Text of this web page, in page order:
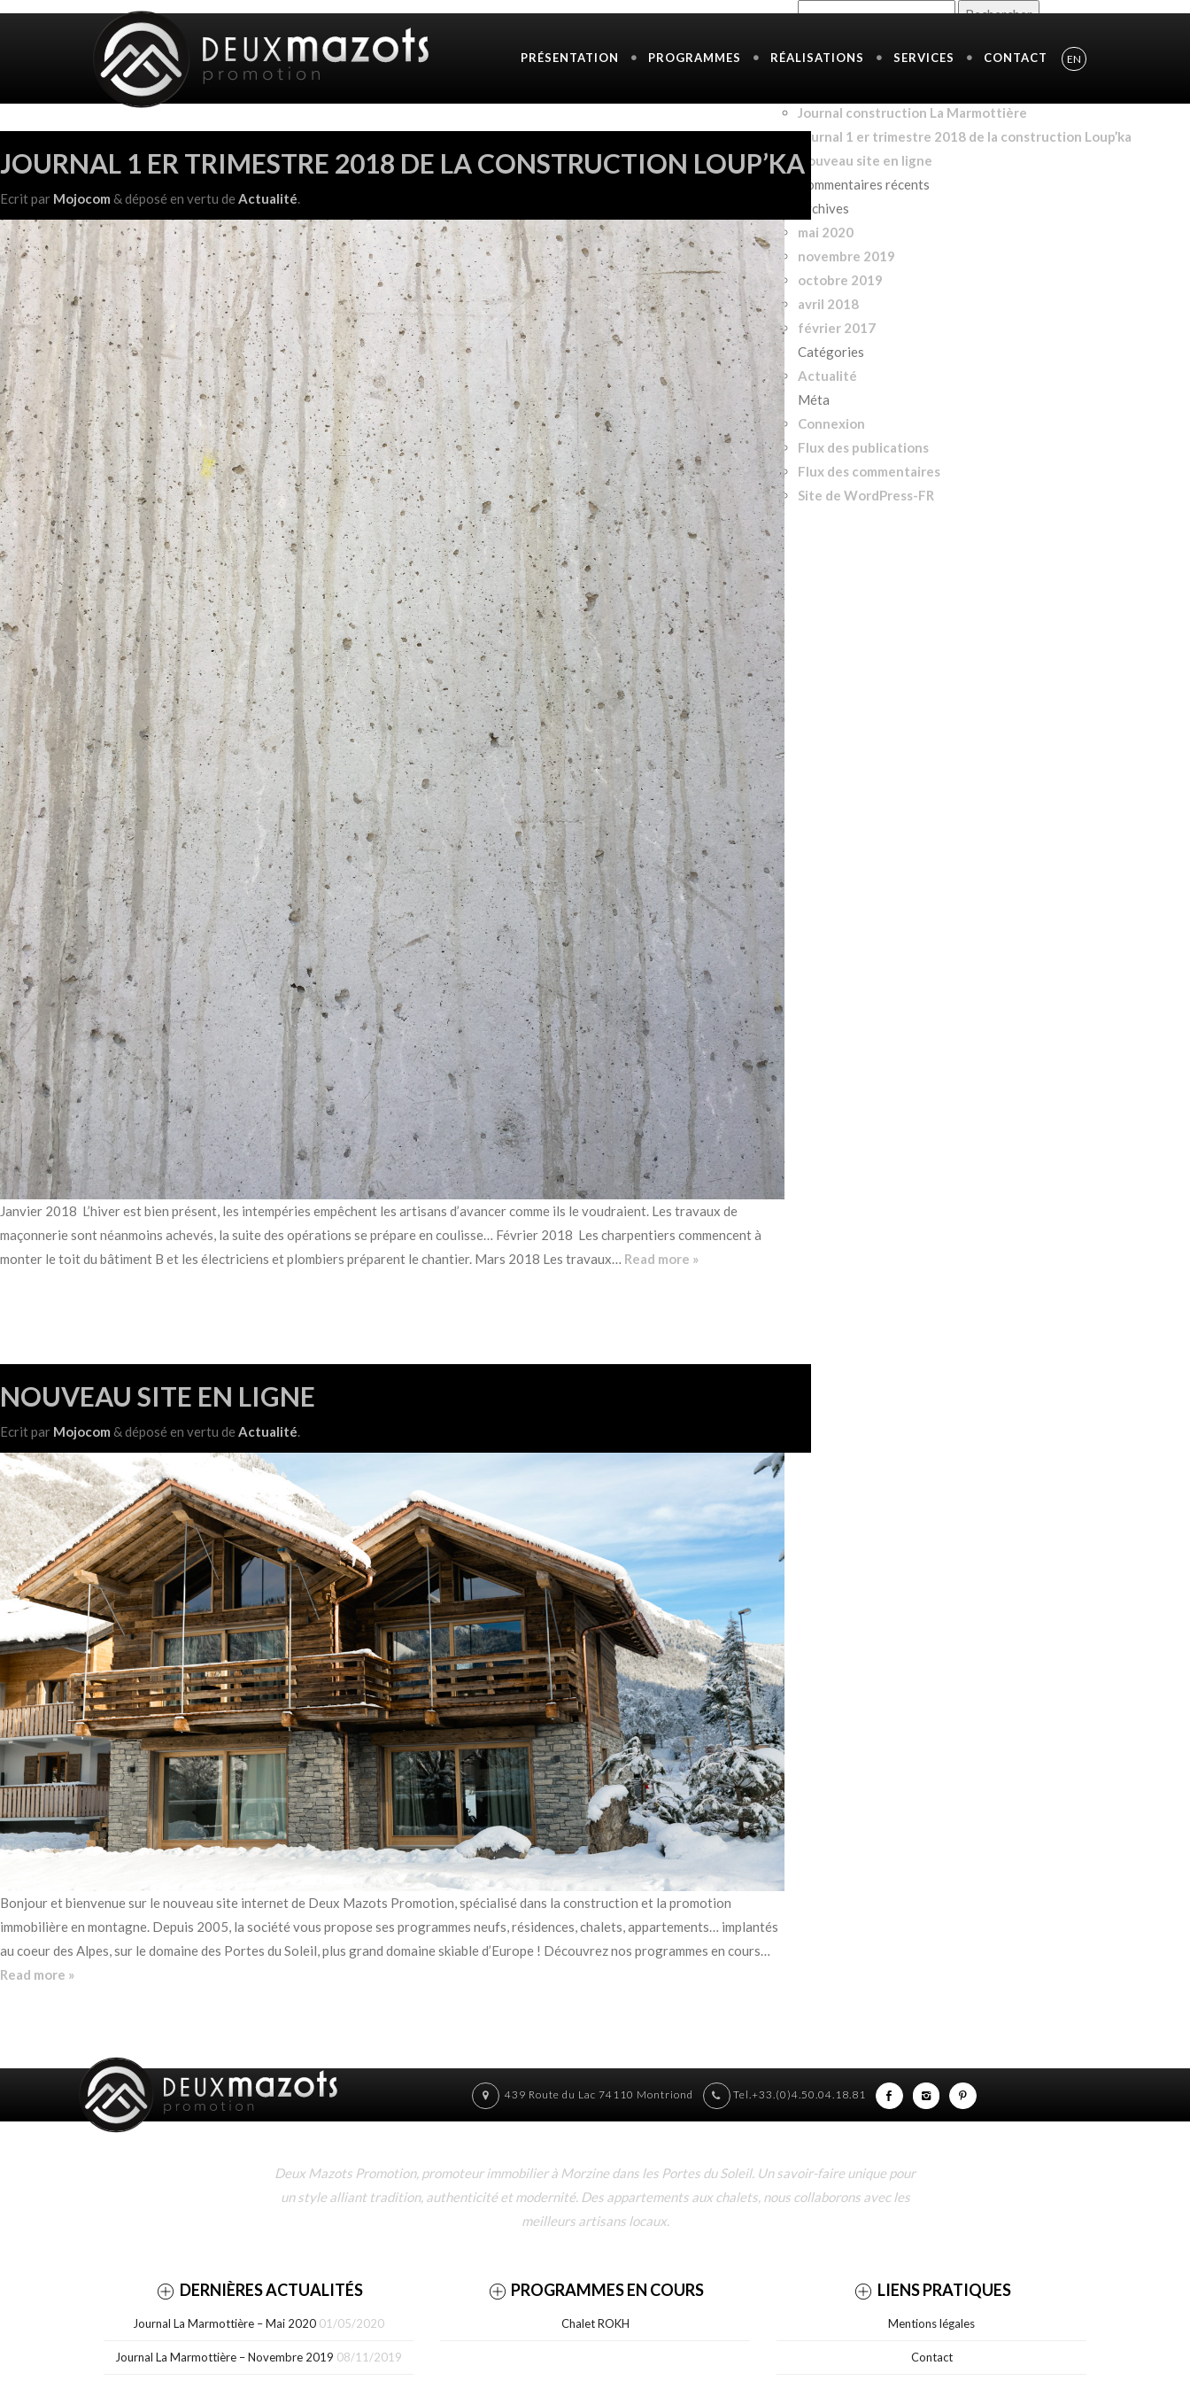
PRÉSENTATION PROGRAMMES RÉALISATIONS SERVICES CONTACT EN
ÉCRIT PAR :MOJOCOM
JOURNAL 1 ER TRIMESTRE 2018 DE LA CONSTRUCTION LOUP’KA
Ecritpar Mojocom & déposé en vertu de Actualité.
Janvier 2018 L’hiver est bien présent, les intempéries empêchent les artisans d’avancer comme ils le voudraient. Les travaux de
maçonnerie sont néanmoins achevés, la suite des opérations se prépare en coulisse… Février 2018 Les charpentiers commencent à
monter le toit du bâtiment B et les électriciens et plombiers préparent le chantier. Mars 2018 Les travaux… Read more »
NOUVEAU SITE EN LIGNE
Ecritpar Mojocom & déposé en vertu de Actualité.
Bonjour et bienvenue sur le nouveau site internet de Deux Mazots Promotion, spécialisé dans la construction et la promotion
immobilière en montagne. Depuis 2005, la société vous propose ses programmes neufs, résidences, chalets, appartements… implantés
au coeur des Alpes, sur le domaine des Portes du Soleil, plus grand domaine skiable d’Europe ! Découvrez nos programmes en cours…
Read more »
Rechercher :
Journal La Marmottière – Mai 2020
Journal construction La Marmottière
Journal 1 er trimestre 2018 de la construction Loup’ka
Nouveau site en ligne
Commentaires récents
Archives
mai 2020
novembre 2019
octobre 2019
avril 2018
février 2017
Catégories
Actualité
Méta
Connexion
Flux des publications
Flux des commentaires
Site de WordPress-FR
439 Route du Lac 74110 Montriond Tel.+33.(0)4.50.04.18.81
Deux Mazots Promotion, promoteur immobilier à Morzine dans les Portes du Soleil. Un savoir-faire unique pour
un style alliant tradition, authenticité et modernité. Des appartements aux chalets, nous collaborons avec les
meilleurs artisans locaux.
DERNIÈRES ACTUALITÉS
Journal La Marmottière – Mai 2020 01/05/2020
Journal La Marmottière – Novembre 2019 08/11/2019
PROGRAMMES EN COURS
Chalet ROKH
LIENS PRATIQUES
Mentions légales
Contact